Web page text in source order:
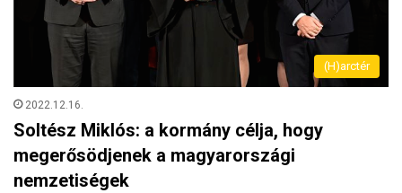
(H)arctér
2022.12.16.
Soltész Miklós: a kormány célja, hogy
megerősödjenek a magyarországi
nemzetiségek